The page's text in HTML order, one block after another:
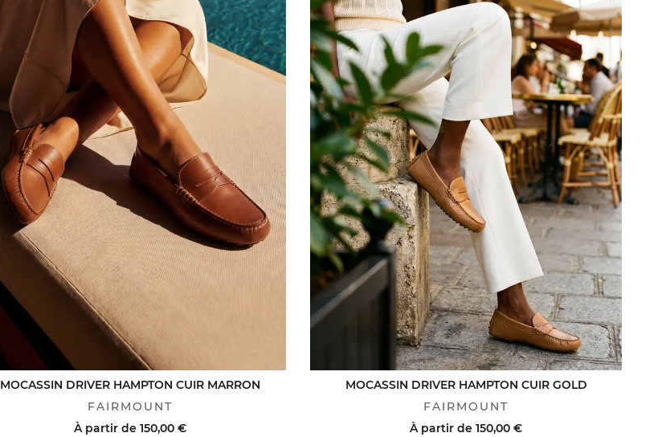
MOCASSIN DRIVER HAMPTON CUIR MARRON
FAIRMOUNT
À partir de 150,00 €
MOCASSIN DRIVER HAMPTON CUIR GOLD
FAIRMOUNT
À partir de 150,00 €